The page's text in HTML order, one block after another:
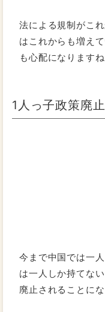
法による規制がこ
はこれからも増え
も心配になりますね
1人っ子政策廃
今まで中国では一
は一人しか持てな
廃止されることにな